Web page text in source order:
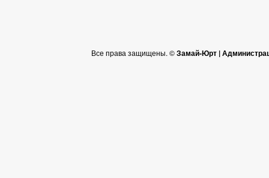
Все права защищены. ©Замай-Юрт |